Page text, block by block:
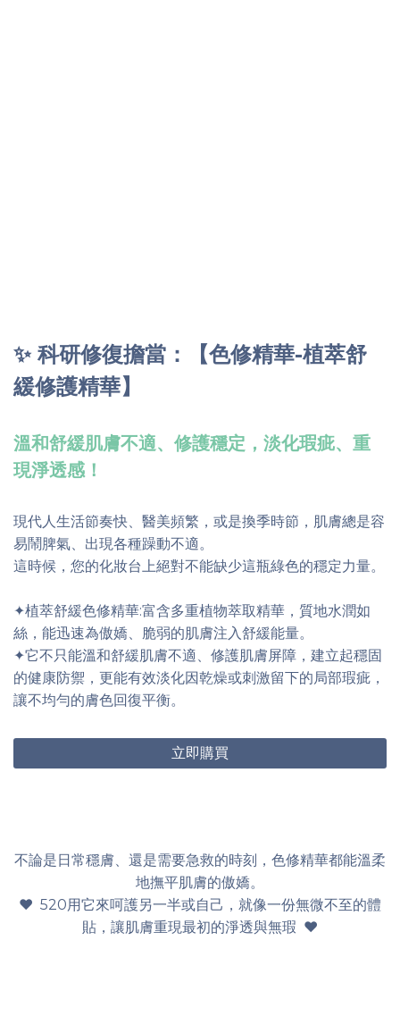
✨ 科研修復擔當：【色修精華-植萃舒
緩修護精華】
溫和舒緩肌膚不適、修護穩定，淡化瑕疵、重
現淨透感！
現代人生活節奏快、醫美頻繁，或是換季時節，肌膚總是容
易鬧脾氣、出現各種躁動不適。
這時候，您的化妝台上絕對不能缺少這瓶綠色的穩定力量。
✦植萃舒緩色修精華:富含多重植物萃取精華，質地水潤如
絲，能迅速為傲嬌、脆弱的肌膚注入舒緩能量。
✦它不只能溫和舒緩肌膚不適、修護肌膚屏障，建立起穩固
的健康防禦，更能有效淡化因乾燥或刺激留下的局部瑕疵，
讓不均勻的膚色回復平衡。
立即購買
不論是日常穩膚、還是需要急救的時刻，色修精華都能溫柔
地撫平肌膚的傲嬌。
♥ 520用它來呵護另一半或自己，就像一份無微不至的體
貼，讓肌膚重現最初的淨透與無瑕 ♥